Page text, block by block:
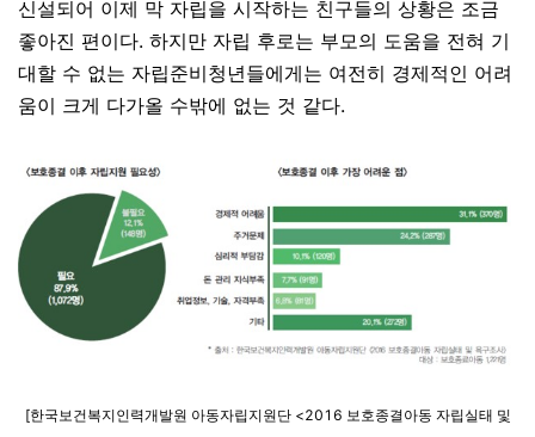
신설되어 이제 막 자립을 시작하는 친구들의 상황은 조금
좋아진 편이다. 하지만 자립 후로는 부모의 도움을 전혀 기
대할 수 없는 자립준비청년들에게는 여전히 경제적인 어려
움이 크게 다가올 수밖에 없는 것 같다.
[한국보건복지인력개발원 아동자립지원단 <2016 보호종결아동 자립실태 및